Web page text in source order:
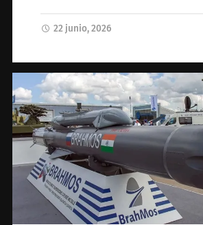
22 junio, 2026